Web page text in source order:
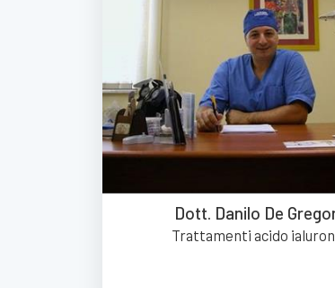
Dott. Danilo De
Trattamenti acido